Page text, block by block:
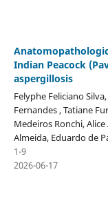
Indian Peacock
aspergillosis
Felyphe Feliciano
Fernandes , Tatiane
Medeiros Ronchi,
Almeida, Eduardo de
1-9
2026-06-17